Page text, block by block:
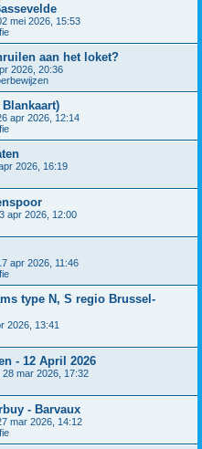
mei 2026, 15:53
aan het loket?
2026, 20:36
apr 2026, 12:14
2026, 16:19
apr 2026, 12:00
apr 2026, 11:46
type N, S regio Brussel-
2026, 13:41
- 12 April 2026
28 mar 2026, 17:32
- Barvaux
mar 2026, 14:12